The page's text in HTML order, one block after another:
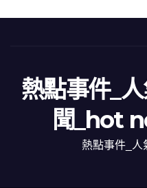
熱點事件_
聞_hot
熱點事件_人